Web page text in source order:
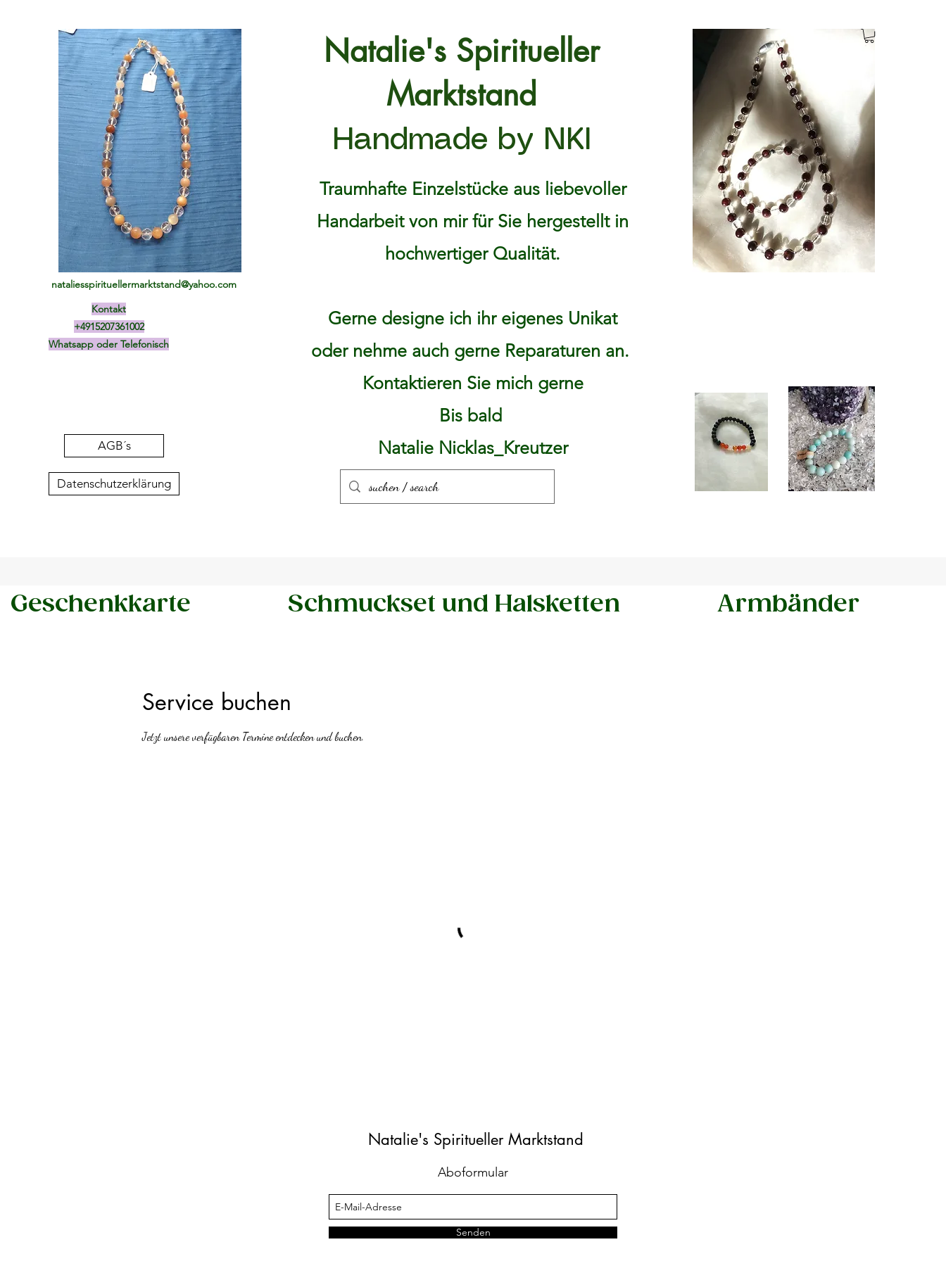
nataliesspirituellermarktstand@yahoo.com
Kontakt
+4915207361002
Whatsapp oder Telefonisch
AGB´s
Datenschutzerklärung
Natalie's Spiritueller
Marktstand
Handmade by NKI
Traumhafte Einzelstücke aus liebevoller
Handarbeit von mir für Sie hergestellt in
hochwertiger Qualität.
Gerne designe ich ihr eigenes Unikat
oder nehme auch gerne Reparaturen an.
Kontaktieren Sie mich gerne
Bis bald
Natalie Nicklas_Kreutzer
Geschenkkarte Schmuckset und Halsketten Armbänder
Service buchen
Jetzt unsere verfügbaren Termine entdecken und buchen.
Natalie's Spiritueller Marktstand
Aboformular
Senden